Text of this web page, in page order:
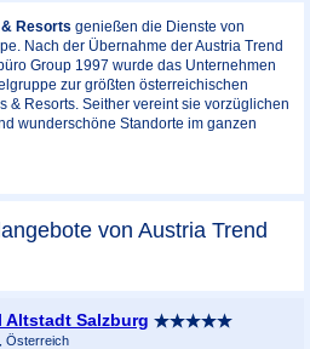
Resorts genießen die Dienste von
Nach der Übernahme der Austria Trend
Group 1997 wurde das Unternehmen
zur größten österreichischen
& Resorts. Seither vereint sie vorzüglichen
wunderschöne Standorte im ganzen
von Austria Trend
Altstadt Salzburg
Österreich